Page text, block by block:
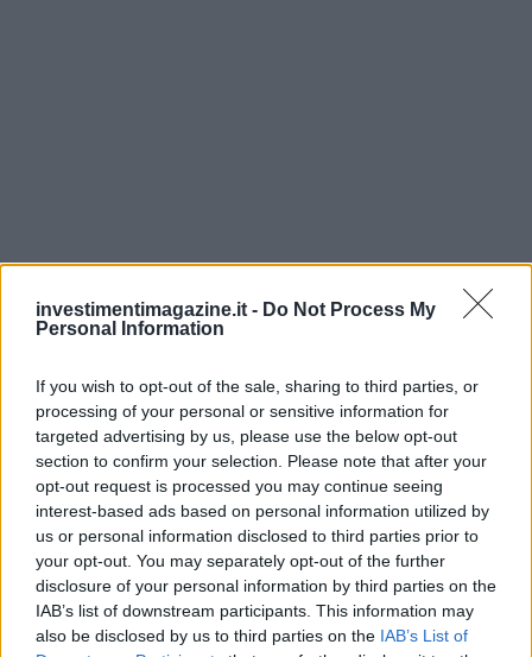
investimentimagazine.it - Do Not Process My
Personal Information
If you wish to opt-out of the sale, sharing to third parties, or
processing of your personal or sensitive information for
targeted advertising by us, please use the below opt-out
section to confirm your selection. Please note that after your
opt-out request is processed you may continue seeing
interest-based ads based on personal information utilized by
us or personal information disclosed to third parties prior to
your opt-out. You may separately opt-out of the further
disclosure of your personal information by third parties on the
IAB’s list of downstream participants. This information may
also be disclosed by us to third parties on the IAB’s List of
Continua a leggere